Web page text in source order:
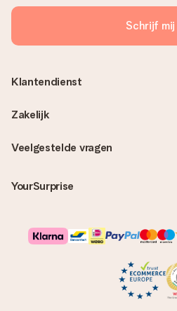
Schrijf mij
Veelgestelde vragen
YourSurprise
Klantendienst
Zakelijk